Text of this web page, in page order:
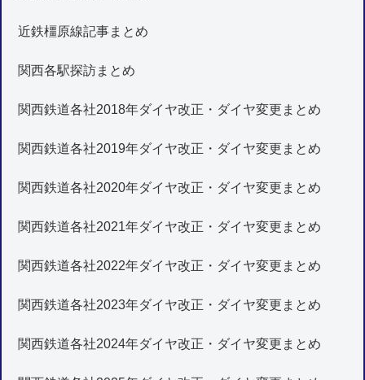
近鉄橿原線記事まとめ
関西各駅探訪まとめ
関西鉄道各社2018年ダイヤ改正・ダイヤ変更まとめ
関西鉄道各社2019年ダイヤ改正・ダイヤ変更まとめ
関西鉄道各社2020年ダイヤ改正・ダイヤ変更まとめ
関西鉄道各社2021年ダイヤ改正・ダイヤ変更まとめ
関西鉄道各社2022年ダイヤ改正・ダイヤ変更まとめ
関西鉄道各社2023年ダイヤ改正・ダイヤ変更まとめ
関西鉄道各社2024年ダイヤ改正・ダイヤ変更まとめ